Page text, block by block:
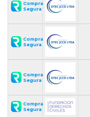
Compra
Segura
Compra
Segura
Compra
Segura
Compra
Segura